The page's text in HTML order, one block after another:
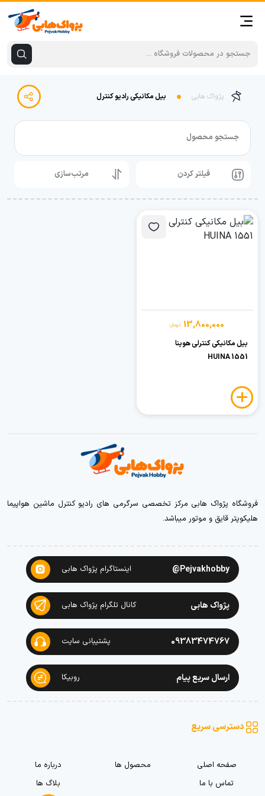
پژواک هابی بیل مکانیکی رادیو کنترل
جستجو محصول
فیلتر کردن مرتب‌سازی
13,800,000 تومان
بیل مکانیکی کنترلی هوینا
HUINA 1551
فروشگاه پژواک هابی مرکز تخصصی سرگرمی های رادیو کنترل ماشین هواپیما
هلیکوپتر قایق و موتور میباشد.
Pejvakhobby@ اینستاگرام پژواک هابی
پژواک هابی کانال تلگرام پژواک هابی
09383474767 پشتیبانی سایت
ارسال سریع پیام روبیکا
دسترسی سریع
صفحه اصلی محصول ها
درباره ما
تماس با ما
بلاگ ها